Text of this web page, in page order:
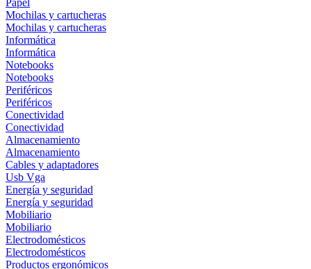
Papel
Mochilas y cartucheras
Mochilas y cartucheras
Informática
Informática
Notebooks
Notebooks
Periféricos
Periféricos
Conectividad
Conectividad
Almacenamiento
Almacenamiento
Cables y adaptadores
Usb Vga
Energía y seguridad
Energía y seguridad
Mobiliario
Mobiliario
Electrodomésticos
Electrodomésticos
Productos ergonómicos